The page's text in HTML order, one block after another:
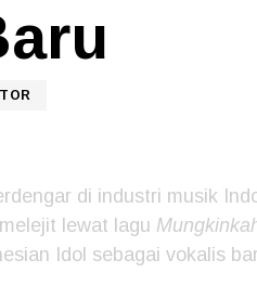
di industri musik
lewat lagu
Idol sebagai vokalis